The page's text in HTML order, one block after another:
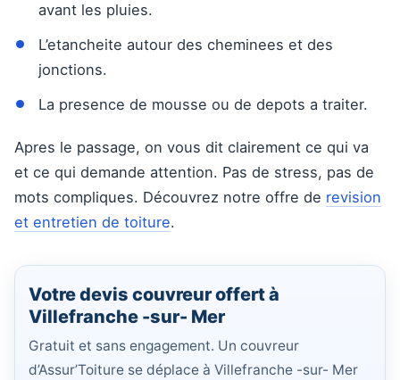
avant les pluies.
L’etancheite autour des cheminees et des
jonctions.
La presence de mousse ou de depots a traiter.
Apres le passage, on vous dit clairement ce qui va
et ce qui demande attention. Pas de stress, pas de
mots compliques. Découvrez notre offre de revision
et entretien de toiture.
Votre devis couvreur offert à
Villefranche -sur- Mer
Gratuit et sans engagement. Un couvreur
d’Assur’Toiture se déplace à Villefranche -sur- Mer